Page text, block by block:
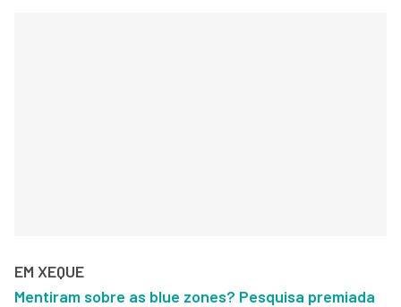
EM XEQUE
Mentiram sobre as blue zones? Pesquisa premiada